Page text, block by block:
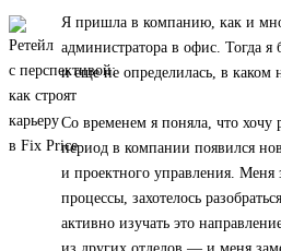
Я пришла в компанию, как и
администратора в офис. Тогда
и еще не определилась, в каком
Со временем я поняла, что хочу
период в компании появился
и проектного управления. Меня
процессы, захотелось
активно изучать это